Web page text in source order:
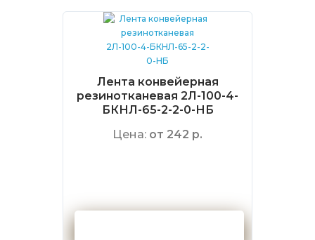
Лента конвейерная
резинотканевая 2Л-100-4-
БКНЛ-65-2-2-0-НБ
Цена: от 242 р.